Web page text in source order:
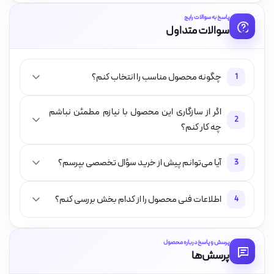
پاسخ به سوالات رایج
سوالات متداول
1 چگونه محصول مناسب را انتخاب کنم؟
2
اگر از سازگاری این محصول با نیازم مطمئن نباشم
چه کار کنم؟
3 آیا می‌توانم پیش از خرید سؤال تخصصی بپرسم؟
4 اطلاعات فنی محصول را از کدام بخش بررسی کنم؟
پرسش و پاسخ درباره محصول
پرسش‌ها